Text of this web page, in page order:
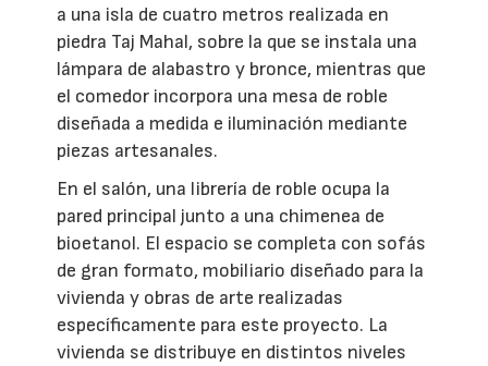
a una isla de cuatro metros realizada en
piedra Taj Mahal, sobre la que se instala una
lámpara de alabastro y bronce, mientras que
el comedor incorpora una mesa de roble
diseñada a medida e iluminación mediante
piezas artesanales.
En el salón, una librería de roble ocupa la
pared principal junto a una chimenea de
bioetanol. El espacio se completa con sofás
de gran formato, mobiliario diseñado para la
vivienda y obras de arte realizadas
específicamente para este proyecto. La
vivienda se distribuye en distintos niveles